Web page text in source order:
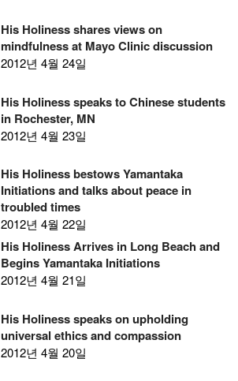
His Holiness shares views on
mindfulness at Mayo Clinic discussion
2012년 4월 24일
His Holiness speaks to Chinese students
in Rochester, MN
2012년 4월 23일
His Holiness bestows Yamantaka
Initiations and talks about peace in
troubled times
2012년 4월 22일
His Holiness Arrives in Long Beach and
Begins Yamantaka Initiations
2012년 4월 21일
His Holiness speaks on upholding
universal ethics and compassion
2012년 4월 20일